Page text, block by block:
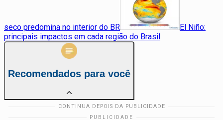
seco predomina no interior do BR
El Niño:
principais impactos em cada região do Brasil
Recomendados para você